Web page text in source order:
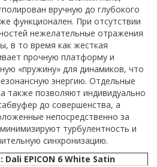
вручную до глубокого
функционален. При отсутствии
нежелательные отражения
в то время как жесткая
прочную платформу и
«пружину» для динамиков, что
энергию. Отдельные
также позволяют индивидуально
до совершенства, а
непосредственно за
турбулентность и
синхронизацию.
EPICON 6 White Satin